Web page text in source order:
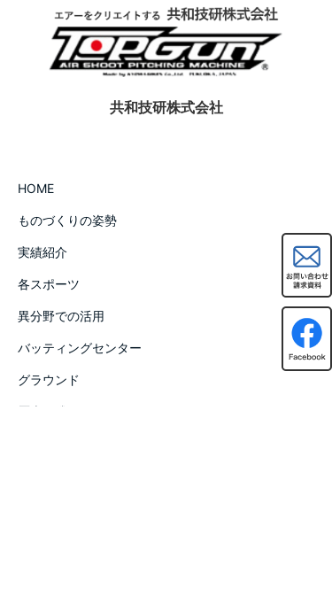
共和技研株式会社
HOME
ものづくりの姿勢
実績紹介
各スポーツ
異分野での活用
バッティングセンター
グラウンド
歴史/種類